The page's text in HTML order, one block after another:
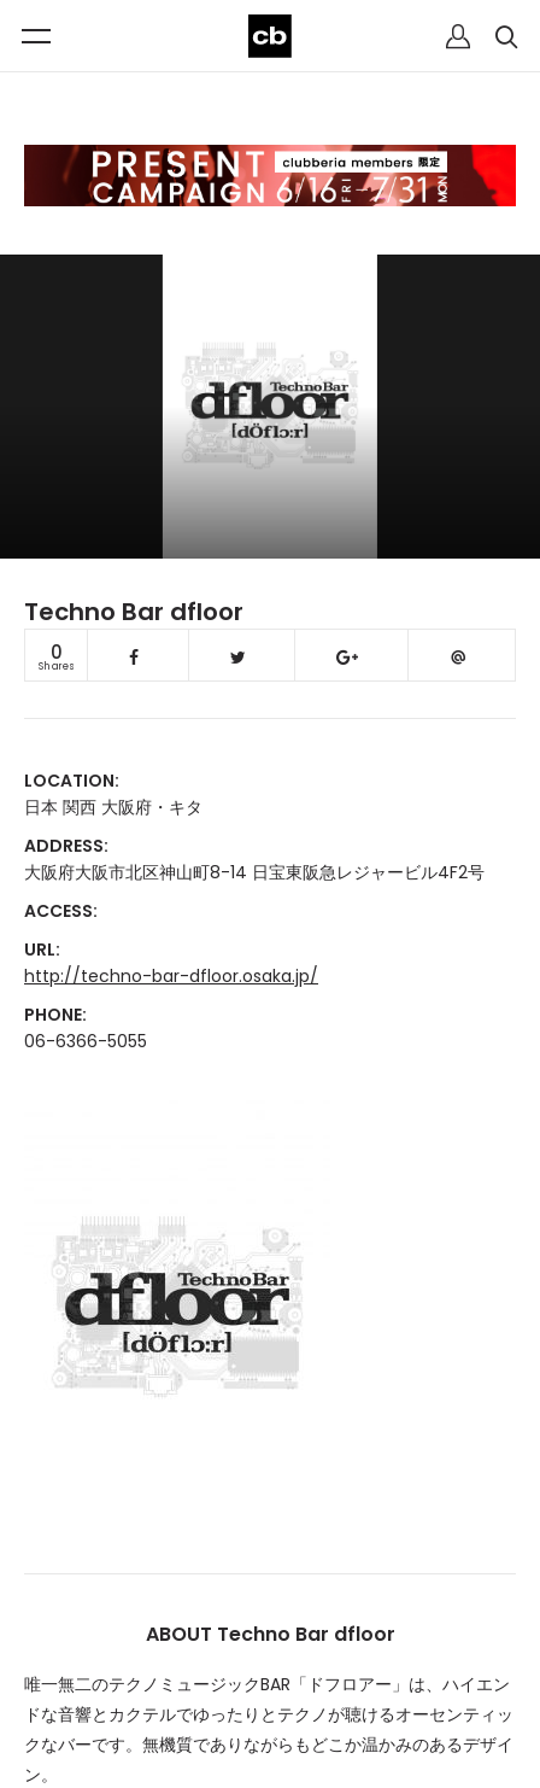
Techno Bar dfloor
0
Shares
LOCATION:
日本 関西 大阪府・キタ
ADDRESS:
大阪府大阪市北区神山町8-14 日宝東阪急レジャービル4F2号
ACCESS:
URL:
http://techno-bar-dfloor.osaka.jp/
PHONE:
06-6366-5055
ABOUT Techno Bar dfloor
唯一無二のテクノミュージックBAR「ドフロアー」は、ハイエン
ドな音響とカクテルでゆったりとテクノが聴けるオーセンティッ
クなバーです。無機質でありながらもどこか温かみのあるデザイ
ン。